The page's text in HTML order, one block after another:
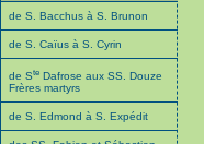
de S. Bacchus à S. Brunon
de S. Caïus à S. Cyrin
de Ste Dafrose aux SS. Douze
Frères martyrs
de S. Edmond à S. Expédit